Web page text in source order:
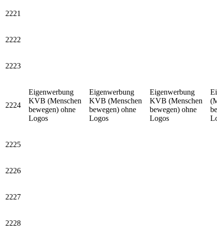
2221
2222
2223
2224
Eigenwerbung
KVB (Menschen
bewegen) ohne
Logos
Eigenwerbung
KVB (Menschen
bewegen) ohne
Logos
Eigenwerbung
KVB (Menschen
bewegen) ohne
Logos
2225
2226
2227
2228